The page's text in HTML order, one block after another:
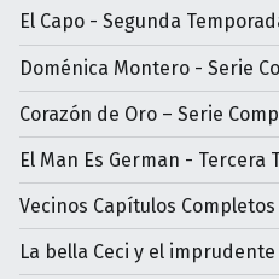
El Capo - Segunda
Doménica Montero - Serie
Corazón de Oro – Serie
El Man Es German - Tercera
Vecinos Capítulos Completos
La bella Ceci y el